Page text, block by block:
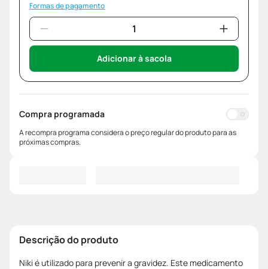
Formas de pagamento
Adicionar à sacola
Compra programada
A recompra programa considera o preço regular do produto para as
próximas compras.
Descrição do produto
Niki é utilizado para prevenir a gravidez. Este medicamento